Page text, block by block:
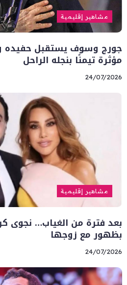
مشاهير إقليمية
جورج وسوف يستقبل حفيده
مؤثرة تيمنًا بنجله الراحل
24/07/2026
مشاهير إقليمية
بعد فترة من الغياب… نجوى
بظهور مع زوجها
24/07/2026